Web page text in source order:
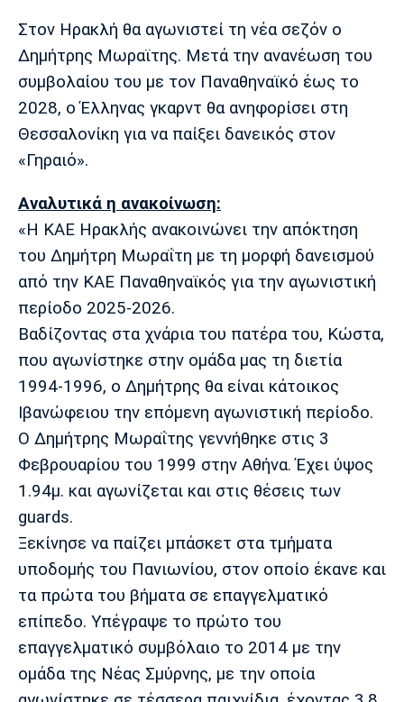
Πολιτισμός
Τραγούδια
Cine Spot
Running
Παρασκήνιο
Πρόγραμμα TV
Κηφισιά Πανσερραϊκός
Μπαρτσελόνα
Ρεάλ
Μαδρίτης
Μάντσεστερ
Λίβερπουλ
Μάντσεστερ
Σίτι
Γιουβέντους
Μπορούσια
Ντόρτμουντ
Παρί Σεν
Ζερμέν
Μαρσέιγ
Στον Ηρακλή θα αγωνιστεί τη νέα σεζόν ο
Δημήτρης Μωραϊτης. Μετά την ανανέωση του
συμβολαίου του με τον Παναθηναϊκό έως το
2028, ο Έλληνας γκαρντ θα ανηφορίσει στη
Θεσσαλονίκη για να παίξει δανεικός στον
«Γηραιό».
Αναλυτικά η ανακοίνωση:
«Η ΚΑΕ Ηρακλής ανακοινώνει την απόκτηση
του Δημήτρη Μωραΐτη με τη μορφή δανεισμού
από την ΚΑΕ Παναθηναϊκός για την αγωνιστική
περίοδο 2025-2026.
Βαδίζοντας στα χνάρια του πατέρα του, Κώστα,
που αγωνίστηκε στην ομάδα μας τη διετία
1994-1996, ο Δημήτρης θα είναι κάτοικος
Ιβανώφειου την επόμενη αγωνιστική περίοδο.
Ο Δημήτρης Μωραΐτης γεννήθηκε στις 3
Φεβρουαρίου του 1999 στην Αθήνα. Έχει ύψος
1.94μ. και αγωνίζεται και στις θέσεις των
guards.
Ξεκίνησε να παίζει μπάσκετ στα τμήματα
υποδομής του Πανιωνίου, στον οποίο έκανε και
τα πρώτα του βήματα σε επαγγελματικό
επίπεδο. Υπέγραψε το πρώτο του
επαγγελματικό συμβόλαιο το 2014 με την
ομάδα της Νέας Σμύρνης, με την οποία